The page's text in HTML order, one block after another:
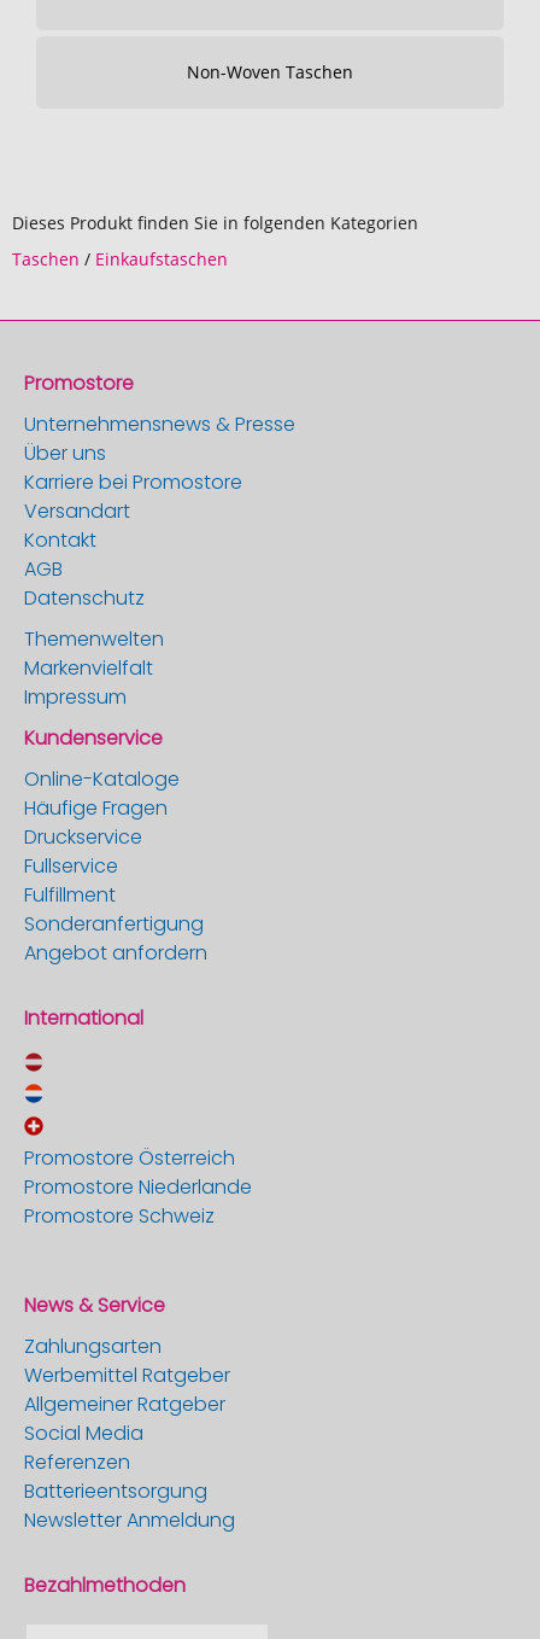
Non-Woven Taschen
Dieses Produkt finden Sie in folgenden Kategorien
Taschen / Einkaufstaschen
Promostore
Unternehmensnews & Presse
Über uns
Karriere bei Promostore
Versandart
Kontakt
AGB
Datenschutz
Themenwelten
Markenvielfalt
Impressum
Kundenservice
Online-Kataloge
Häufige Fragen
Druckservice
Fullservice
Fulfillment
Sonderanfertigung
Angebot anfordern
International
Promostore Österreich
Promostore Niederlande
Promostore Schweiz
News & Service
Zahlungsarten
Werbemittel Ratgeber
Allgemeiner Ratgeber
Social Media
Referenzen
Batterieentsorgung
Newsletter Anmeldung
Bezahlmethoden